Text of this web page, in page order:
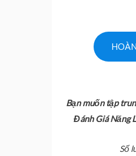
Bạn muốn tập
Đánh Giá Năng
Số